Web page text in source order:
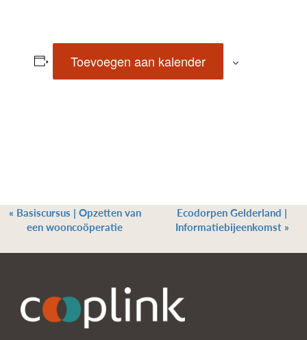
Toevoegen aan kalender
« Basiscursus | Opzetten van
een wooncoöperatie
Ecodorpen Gelderland |
Informatiebijeenkomst »